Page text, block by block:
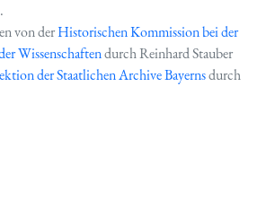
von derHistorischen Kommission bei der
Wissenschaftendurch Reinhard Stauber
der Staatlichen Archive Bayernsdurch